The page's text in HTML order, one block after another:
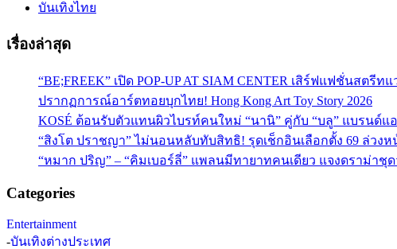
บันเทิงไทย
เรื่องล่าสุด
“BE;FREEK” เปิด POP-UP AT SIAM CENTER เสิร์ฟแฟชั่นสต
ปรากฏการณ์อาร์ตทอยบุกไทย! Hong Kong Art Toy Story 2026
KOSÉ ต้อนรับตัวแทนผิวไบรท์คนใหม่ “นานิ” คู่กับ “บลู” แบรนด์แ
“สิงโต ปราชญา” ไม่นอนหลับทับสิทธิ! รุดเช็กอินเลือกตั้ง 69 ล่วง
“หมาก ปริญ” – “คิมเบอร์ลี่” แพลนมีทายาทคนเดียว แจงดราม่าชุ
Categories
Entertainment
-บันเทิงต่างประเทศ